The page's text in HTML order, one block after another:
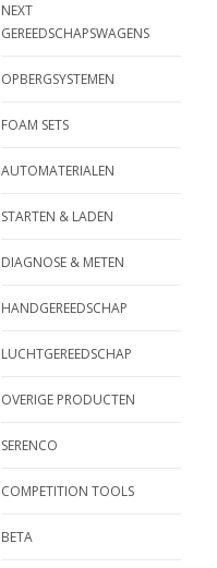
NEXT
GEREEDSCHAPSWAGENS
OPBERGSYSTEMEN
FOAM SETS
AUTOMATERIALEN
STARTEN & LADEN
DIAGNOSE & METEN
HANDGEREEDSCHAP
LUCHTGEREEDSCHAP
OVERIGE PRODUCTEN
SERENCO
COMPETITION TOOLS
BETA